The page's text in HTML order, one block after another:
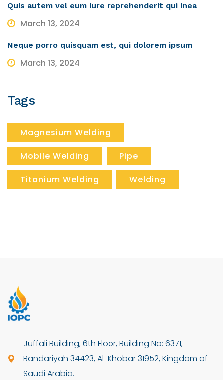
Quis autem vel eum iure reprehenderit qui inea
March 13, 2024
Neque porro quisquam est, qui dolorem ipsum
March 13, 2024
Tags
Magnesium Welding
Mobile Welding Pipe
Titanium Welding Welding
Juffali Building, 6th Floor, Building No: 6371,
Bandariyah 34423, Al-Khobar 31952, Kingdom of
Saudi Arabia.